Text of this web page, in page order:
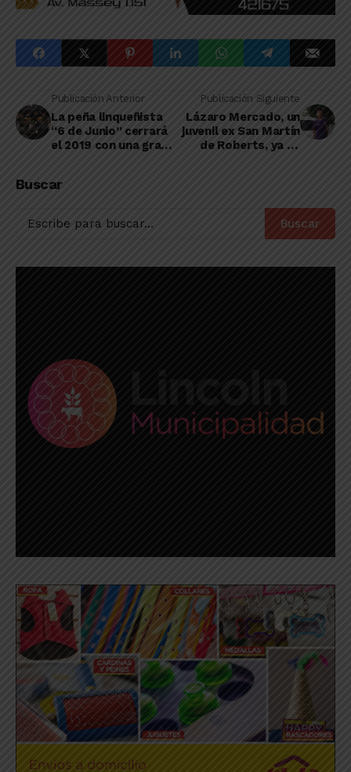
Publicación Anterior
La peña linqueñista
“6 de Junio” cerrará
el 2019 con una gran
Publicación Siguiente
Lázaro Mercado, un
juvenil ex San Martín
de Roberts, ya es
Buscar
Buscar